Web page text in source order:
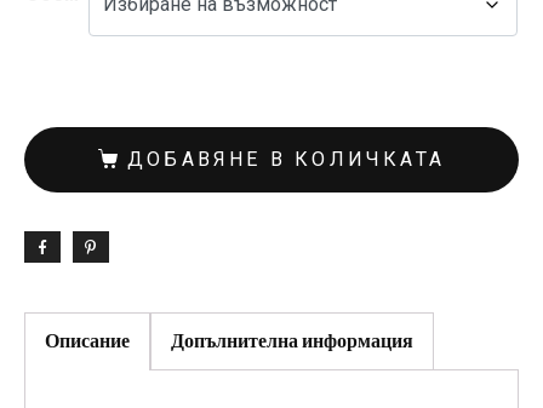
ДОБАВЯНЕ В КОЛИЧКАТА
Описание Допълнителна информация